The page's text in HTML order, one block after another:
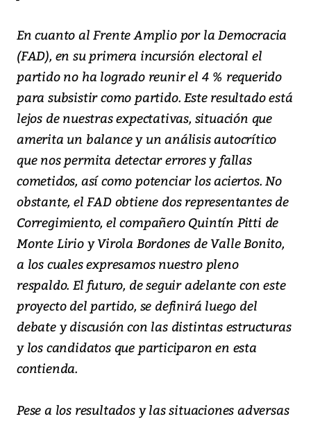
En cuanto al Frente Amplio por la Democracia
(FAD), en su primera incursión electoral el
partido no ha logrado reunir el 4 % requerido
para subsistir como partido. Este resultado está
lejos de nuestras expectativas, situación que
amerita un balance y un análisis autocrítico
que nos permita detectar errores y fallas
cometidos, así como potenciar los aciertos. No
obstante, el FAD obtiene dos representantes de
Corregimiento, el compañero Quintín Pitti de
Monte Lirio y Virola Bordones de Valle Bonito,
a los cuales expresamos nuestro pleno
respaldo. El futuro, de seguir adelante con este
proyecto del partido, se definirá luego del
debate y discusión con las distintas estructuras
y los candidatos que participaron en esta
contienda.
Pese a los resultados y las situaciones adversas